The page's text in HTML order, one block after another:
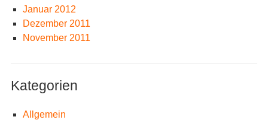
Januar 2012
Dezember 2011
November 2011
Kategorien
Allgemein